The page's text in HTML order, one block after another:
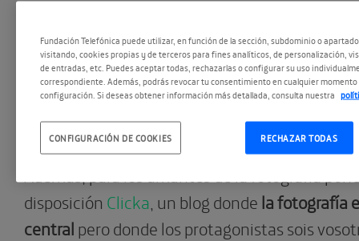
en la Gran Vía de Madrid, naceParticipa,una
tendréis acceso a concursos, eventos en la
publicación de fotografías y un sinfín de
desde vuestrossmartphones tablets y
disposición Clicka , un blog dondela fotografía
centralpero donde los protagonistas sois
Fundación Telefónica puede utilizar, en función de la sección, subdominio o
visitando, cookies propias y de terceros para fines analíticos, de personalización,
de entradas, etc. Puedes aceptar todas, rechazarlas o configurar su uso
correspondiente. Además, podrás revocar tu consentimiento en cualquier momento
configuración. Si deseas obtener información más detallada, consulta nuestra
RECHAZAR TODAS
CONFIGURACIÓN DE COOKIES